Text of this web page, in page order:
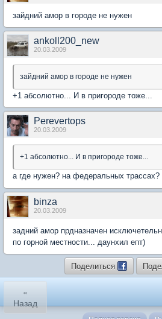
зайдний амор в городе не нужен
ankoll200_new
20.03.2009
зайдний амор в городе не нужен
+1 абсолютно... И в пригороде тоже...
Perevertops
20.03.2009
+1 абсолютно... И в пригороде тоже...
а где нужен? на федеральных трассах?
binza
20.03.2009
задний амор прдназначен
по горной местности... даунхил епт)
Поделиться
«
Назад